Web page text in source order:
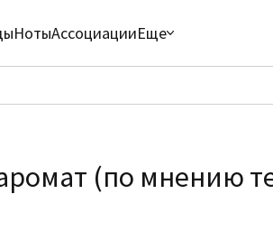
НотыАссоциацииЕще
(по мнению